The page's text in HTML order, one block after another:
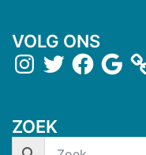
VOLG ONS
ZOEK